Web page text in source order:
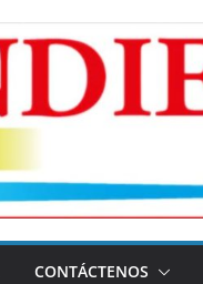
CONTÁCTENOS